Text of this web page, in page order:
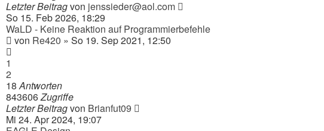
Letzter Beitragvon jenssieder@aol.com
So 15. Feb 2026, 18:29
WaLD - Keine Reaktion auf Programmierbefehle
von Re420 » So 19. Sep 2021, 12:50
1
2
18Antworten
843606Zugriffe
Letzter Beitragvon Brianfut09
Mi 24. Apr 2024, 19:07